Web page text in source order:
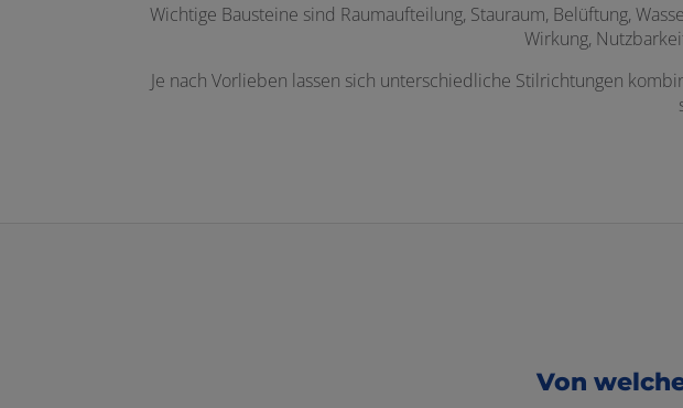
Wichtige Bausteine sind Raumaufteilung, Stauraum, Belüftung,
Wirkung,
Je nach Vorlieben lassen sich unterschiedliche Stilrichtungen
Von